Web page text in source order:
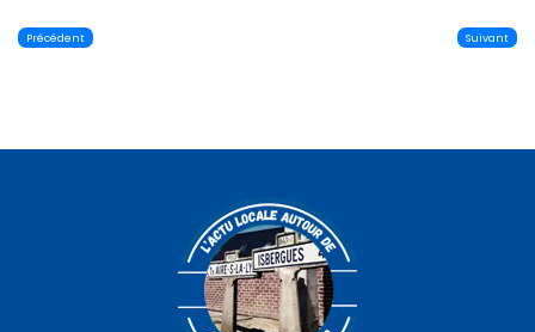
Précédent Suivant